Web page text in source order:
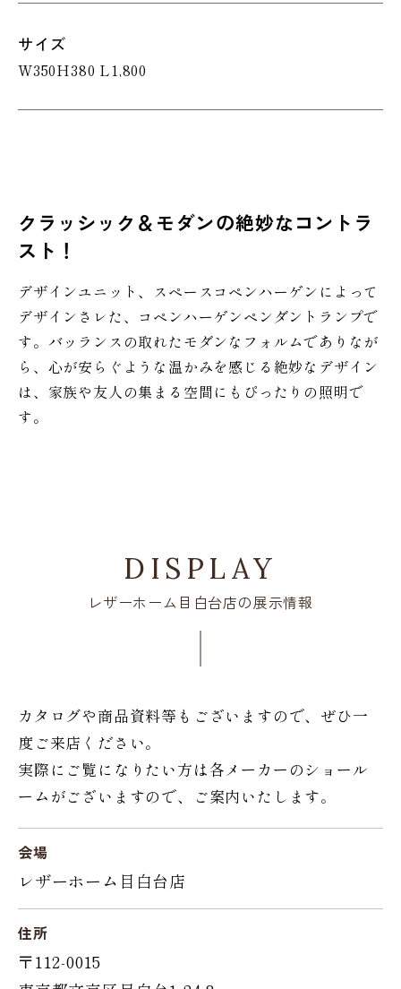
サイズ
W350H380 L1,800
クラッシック＆モダンの絶妙なコントラ
スト！
デザインユニット、スペースコペンハーゲンによって
デザインさレた、コペンハーゲンペンダントランプで
す。バッランスの取れたモダンなフォルムでありなが
ら、心が安らぐような温かみを感じる絶妙なデザイン
は、家族や友人の集まる空間にもぴったりの照明で
す。
DISPLAY
レザーホーム目白台店の展示情報
カタログや商品資料等もございますので、ぜひ一
度ご来店ください。
実際にご覧になりたい方は各メーカーのショール
ームがございますので、ご案内いたします。
会場
レザーホーム目白台店
住所
〒112-0015